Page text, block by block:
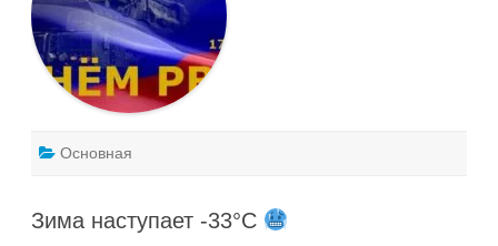
Основная
Зима наступает -33°C